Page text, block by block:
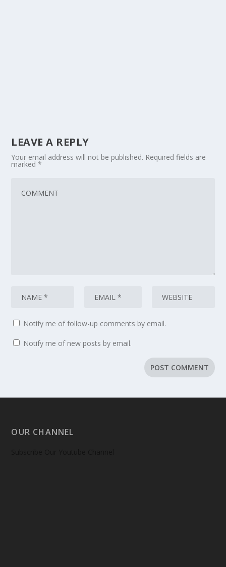
LEAVE A REPLY
Your email address will not be published. Required fields are
marked*
Notify me of follow-up comments by email.
Notify me of new posts by email.
OUR CHANNEL